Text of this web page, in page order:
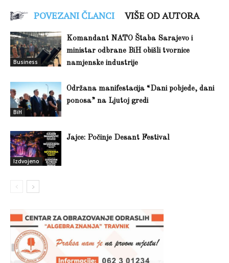
POVEZANI ČLANCI VIŠE OD AUTORA
Business
Komandant NATO Štaba Sarajevo i
ministar odbrane BiH obišli tvornice
namjenske industrije
BiH
Održana manifestacija “Dani pobjede, dani
ponosa” na Ljutoj gredi
Izdvojeno
Jajce: Počinje Desant Festival